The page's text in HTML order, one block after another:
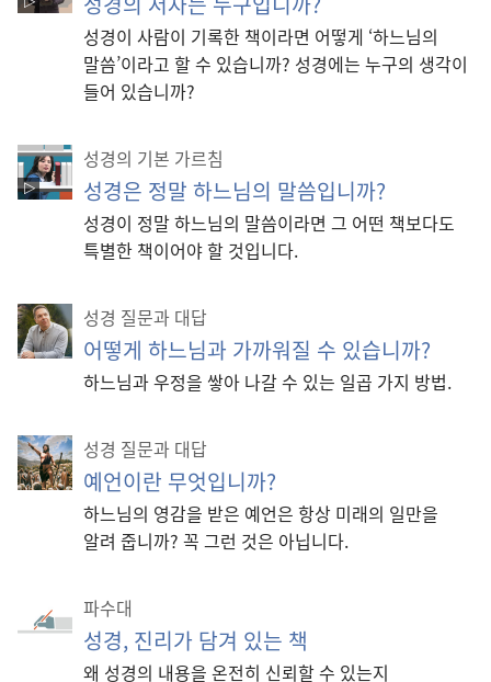
성경이 사람이 기록한 책이라면 어떻게 ‘하느님의
말씀’이라고 할 수 있습니까? 성경에는 누구의 생각이
들어 있습니까?
성경의 기본 가르침
성경은 정말 하느님의 말씀입니까?
성경이 정말 하느님의 말씀이라면 그 어떤 책보다도
특별한 책이어야 할 것입니다.
성경 질문과 대답
어떻게 하느님과 가까워질 수 있습니까?
하느님과 우정을 쌓아 나갈 수 있는 일곱 가지 방법.
성경 질문과 대답
예언이란 무엇입니까?
하느님의 영감을 받은 예언은 항상 미래의 일만을
알려 줍니까? 꼭 그런 것은 아닙니다.
파수대
성경, 진리가 담겨 있는 책
왜 성경의 내용을 온전히 신뢰할 수 있는지